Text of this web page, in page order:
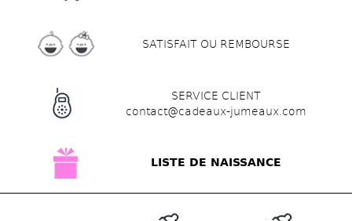
SATISFAIT OU REMBOURSE
SERVICE CLIENT
contact@cadeaux-jumeaux.com
LISTE DE NAISSANCE